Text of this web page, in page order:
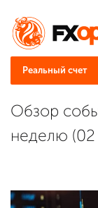
Реальный счет
Обзор
неделю